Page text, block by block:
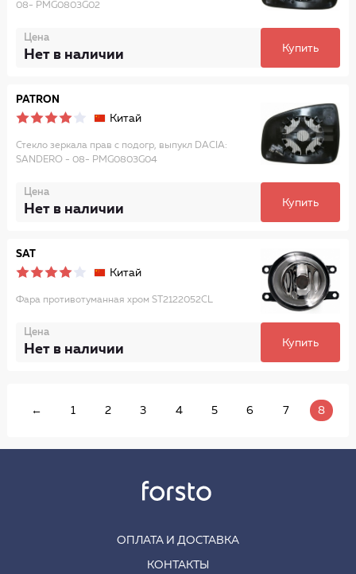
08- PMG0803G02
Цена
Нет в наличии Купить
PATRON
Китай
Стекло зеркала прав с подогр, выпукл DACIA:
SANDERO - 08- PMG0803G04
Цена
Нет в наличии Купить
SAT
Китай
Фара противотуманная хром ST2122052CL
Цена
Нет в наличии Купить
← 1 2 3 4 5 6 7 8
ОПЛАТА И ДОСТАВКА
КОНТАКТЫ